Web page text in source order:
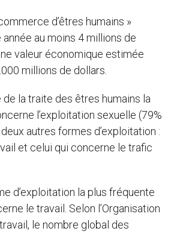
d’êtres humains »
au moins 4 millions de
valeur économique estimée
millions de dollars.
de la traite des êtres humains la
l’exploitation sexuelle (79%
autres formes d’exploitation :
et celui qui concerne le trafic
d’exploitation la plus fréquente
le travail. Selon l’Organisation
le nombre global des